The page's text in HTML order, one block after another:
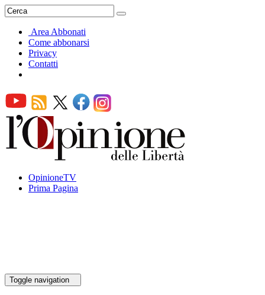
Area Abbonati
Come abbonarsi
Privacy
Contatti
OpinioneTV
Prima Pagina
Toggle navigation